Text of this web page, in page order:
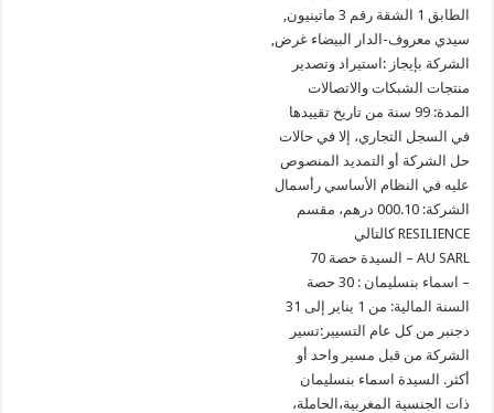
,الطابق 1 الشقة رقم 3 ماتينيون
,سيدي معروف-الدار البيضاء غرض
الشركة بإيجاز :استيراد وتصدير
منتجات الشبكات والاتصالات
المدة: 99 سنة من تاريخ تقييدها
في السجل التجاري، إلا في حالات
حل الشركة أو التمديد المنصوص
عليه في النظام الأساسي رأسمال
الشركة: 000.10 درهم، مقسم
كالتالي RESILIENCE
السيدة حصة 70 – AU SARL
اسماء بنسليمان : 30 حصة –
السنة المالية: من 1 يناير إلى 31
دجنبر من كل عام التسيير:تسير
الشركة من قبل مسير واحد أو
أكثر. السيدة اسماء بنسليمان
،ذات الجنسية المغربية،الحاملة